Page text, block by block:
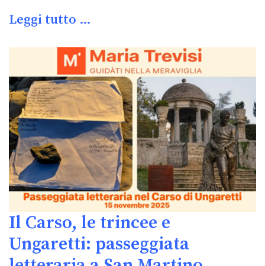
Leggi tutto …
Il Carso, le trincee e
Ungaretti: passeggiata